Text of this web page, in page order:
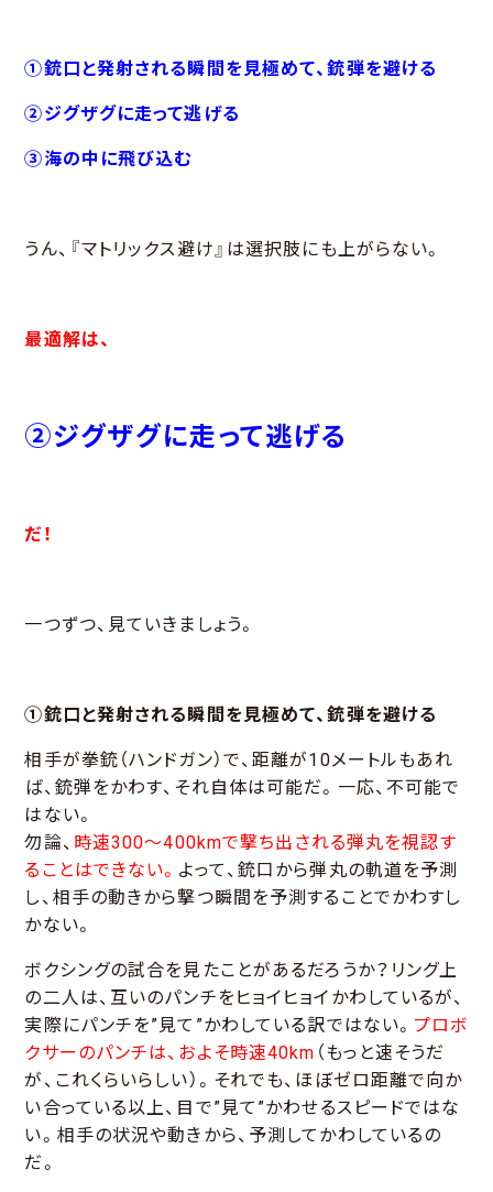
①銃口と発射される瞬間を見極めて、銃弾を避ける
②ジグザグに走って逃げる
③海の中に飛び込む
うん、『マトリックス避け』は選択肢にも上がらない。
最適解は、
②ジグザグに走って逃げる
だ！
一つずつ、見ていきましょう。
①銃口と発射される瞬間を見極めて、銃弾を避ける
相手が拳銃（ハンドガン）で、距離が10メートルもあれ
ば、銃弾をかわす、それ自体は可能だ。一応、不可能で
はない。
勿論、 時速300～400kmで撃ち出される弾丸を視認す
ることはできない。 よって、銃口から弾丸の軌道を予測
し、相手の動きから撃つ瞬間を予測することでかわすし
かない。
ボクシングの試合を見たことがあるだろうか？リング上
の二人は、互いのパンチをヒョイヒョイかわしているが、
実際にパンチを”見て”かわしている訳ではない。 プロボ
クサーのパンチは、およそ時速40km （もっと速そうだ
が、これくらいらしい）。それでも、ほぼゼロ距離で向か
い合っている以上、目で”見て”かわせるスピードではな
い。相手の状況や動きから、予測してかわしているの
だ。